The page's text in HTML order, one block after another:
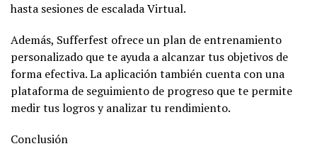
hasta sesiones de escalada Virtual.
Además, Sufferfest ofrece un plan de entrenamiento
personalizado que te ayuda a alcanzar tus objetivos de
forma efectiva. La aplicación también cuenta con una
plataforma de seguimiento de progreso que te permite
medir tus logros y analizar tu rendimiento.
Conclusión